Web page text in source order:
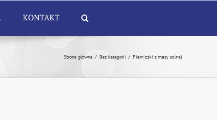
KONTAKT
Strona główna / Bez kategorii / Pierniczki z masy solnej